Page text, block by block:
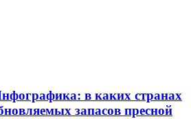
в каких странах
запасов пресной